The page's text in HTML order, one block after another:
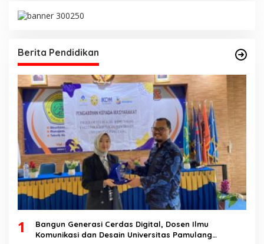
Berita Pendidikan
1
Bangun Generasi Cerdas Digital, Dosen Ilmu
Komunikasi dan Desain Universitas Pamulang